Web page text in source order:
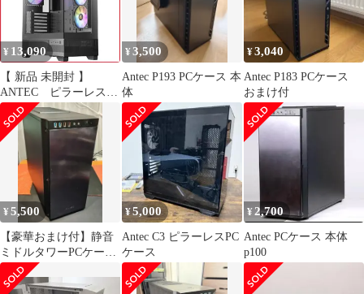
¥ 13,090
【 新品 未開封 】
ANTEC ピラーレスPC
ケース CX700 ARGB
未使用 送料無料
¥3,500
Antec P193 PCケース 本
体
¥3,040
Antec P183 PCケース
おまけ付
¥5,500
【豪華おまけ付】静音
ミドルタワーPCケース
Antec P100
¥5,000
Antec C3 ピラーレスPC
ケース
¥2,700
Antec PCケース 本体
p100